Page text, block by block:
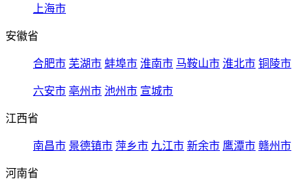
上海市
安徽省
合肥市 芜湖市 蚌埠市 淮南市 马鞍山市 淮北市 铜陵市
六安市 亳州市 池州市 宣城市
江西省
南昌市 景德镇市 萍乡市 九江市 新余市 鹰潭市 赣州市
河南省